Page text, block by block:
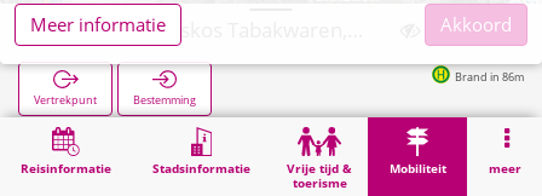
Reisinformatie Stadsinformatie
Vrije tijd &
toerisme
Mobiliteit meer
Vertrekpunt Bestemming
Brand in 86m
Mobiliteit Verkoop van tickets Aachen, Chariskos Tabakwaren, Zeitschriften
Meer informatie
Akkoord